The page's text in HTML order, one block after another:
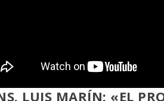
LUIS MARÍN: «EL